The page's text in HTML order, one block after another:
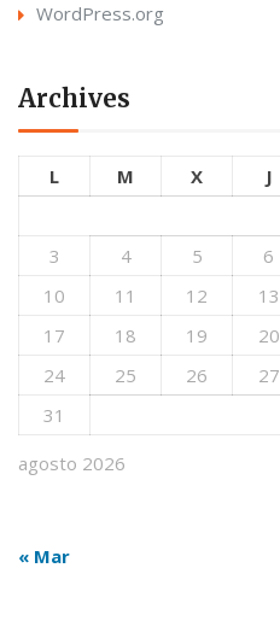
WordPress.org
Archives
agosto 2026
L M X J
3
4 5 6
10
11 12 13
17
18 19 20
24
25 26 27
31
« Mar